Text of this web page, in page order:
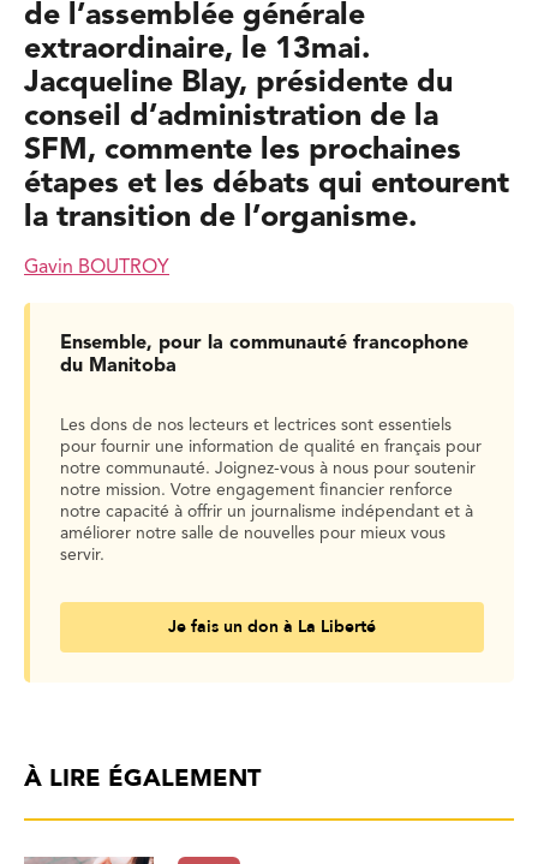
de l’assemblée générale
extraordinaire, le 13mai.
Jacqueline Blay, présidente du
conseil d’administration de la
SFM, commente les prochaines
étapes et les débats qui entourent
la transition de l’organisme.
Gavin BOUTROY
Ensemble, pour la communauté francophone
du Manitoba
Les dons de nos lecteurs et lectrices sont essentiels
pour fournir une information de qualité en français pour
notre communauté. Joignez-vous à nous pour soutenir
notre mission. Votre engagement financier renforce
notre capacité à offrir un journalisme indépendant et à
améliorer notre salle de nouvelles pour mieux vous
servir.
Je fais un don à La Liberté
À LIRE ÉGALEMENT